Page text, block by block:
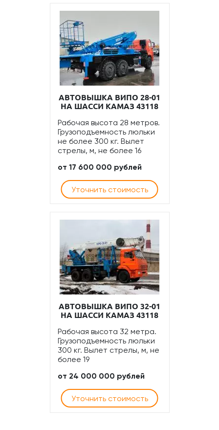
АВТОВЫШКА ВИПО 28-01
НА ШАССИ КАМАЗ 43118
Рабочая высота 28 метров.
Грузоподъемность люльки
не более 300 кг. Вылет
стрелы, м, не более 16
от 17 600 000 рублей
Уточнить стоимость
АВТОВЫШКА ВИПО 32-01
НА ШАССИ КАМАЗ 43118
Рабочая высота 32 метра.
Грузоподъемность люльки
300 кг. Вылет стрелы, м, не
более 19
от 24 000 000 рублей
Уточнить стоимость